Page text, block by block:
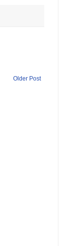
Older Post